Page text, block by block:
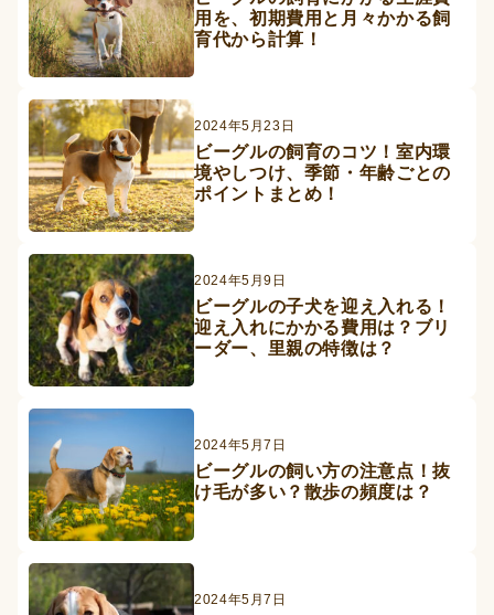
ペットフード事業
用を、初期費用と月々かかる飼
育代から計算！
2024年5月23日
ビーグルの飼育のコツ！室内環
境やしつけ、季節・年齢ごとの
ポイントまとめ！
2024年5月9日
ビーグルの子犬を迎え入れる！
迎え入れにかかる費用は？ブリ
ーダー、里親の特徴は？
2024年5月7日
ビーグルの飼い方の注意点！抜
け毛が多い？散歩の頻度は？
2024年5月7日